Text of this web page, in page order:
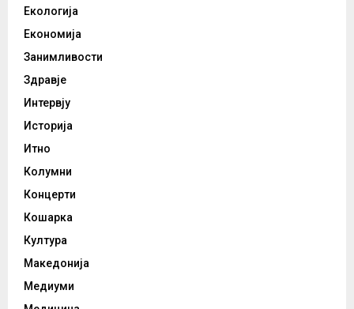
Екологија
Економија
Занимливости
Здравје
Интервју
Историја
Итно
Колумни
Концерти
Кошарка
Култура
Македонија
Медиуми